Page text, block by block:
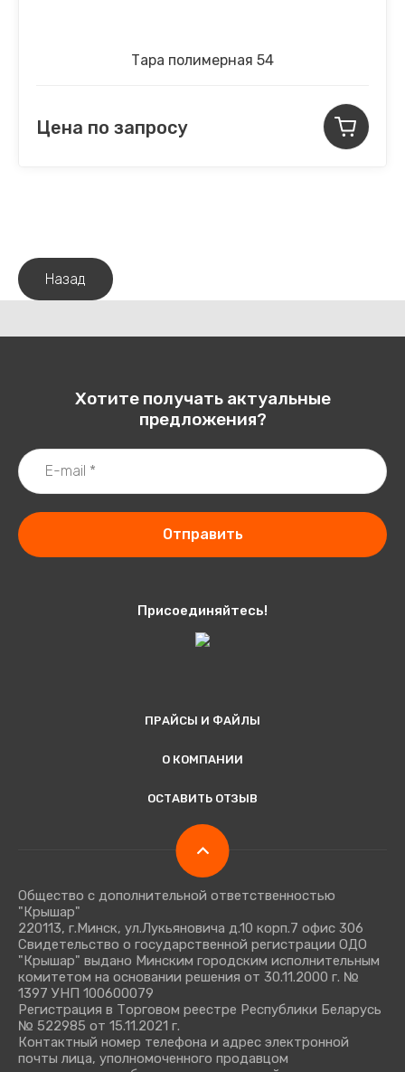
Тара полимерная 54
Цена по запросу
Назад
Присоединяйтесь!
Хотите получать актуальные
предложения?
Отправить
ПРАЙСЫ И ФАЙЛЫ
О КОМПАНИИ
ОСТАВИТЬ ОТЗЫВ
Общество с дополнительной ответственностью
"Крышар"
220113, г.Минск, ул.Лукьяновича д.10 корп.7 офис 306
Свидетельство о государственной регистрации ОДО
"Крышар" выдано Минским городским исполнительным
комитетом на основании решения от 30.11.2000 г. №
1397 УНП 100600079
Регистрация в Торговом реестре Республики Беларусь
№ 522985 от 15.11.2021 г.
Контактный номер телефона и адрес электронной
почты лица, уполномоченного продавцом